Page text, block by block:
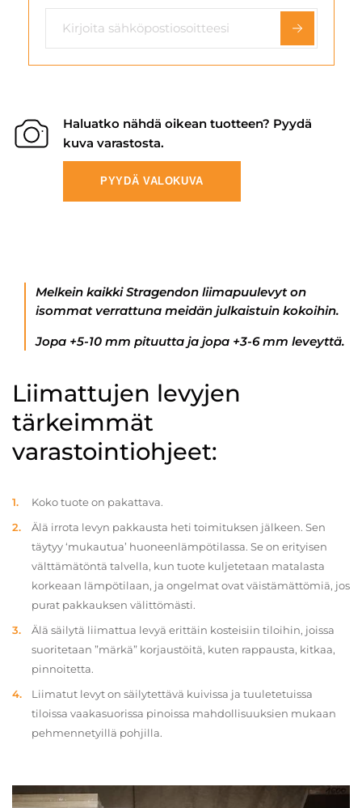
Haluatko nähdä oikean tuotteen? Pyydä
kuva varastosta.
PYYDÄ VALOKUVA
Melkein kaikki Stragendon liimapuulevyt on
isommat verrattuna meidän julkaistuin kokoihin.
Jopa +5-10 mm pituutta ja jopa +3-6 mm leveyttä.
Liimattujen levyjen
tärkeimmät
varastointiohjeet:
Koko tuote on pakattava.
Älä irrota levyn pakkausta heti toimituksen jälkeen. Sen
täytyy ‘mukautua’ huoneenlämpötilassa. Se on erityisen
välttämätöntä talvella, kun tuote kuljetetaan matalasta
korkeaan lämpötilaan, ja ongelmat ovat väistämättömiä, jos
purat pakkauksen välittömästi.
Älä säilytä liimattua levyä erittäin kosteisiin tiloihin, joissa
suoritetaan ”märkä” korjaustöitä, kuten rappausta, kitkaa,
pinnoitetta.
Liimatut levyt on säilytettävä kuivissa ja tuuletetuissa
tiloissa vaakasuorissa pinoissa mahdollisuuksien mukaan
pehmennetyillä pohjilla.